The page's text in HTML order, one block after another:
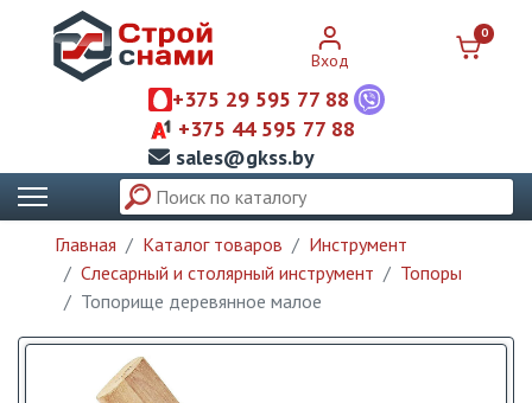
+375 29 595 77 88
+375 44 595 77 88
sales@gkss.by
Вход
0
Главная Каталог товаров
Инструмент
Слесарный и столярный инструмент
Топоры
Топорище деревянное малое